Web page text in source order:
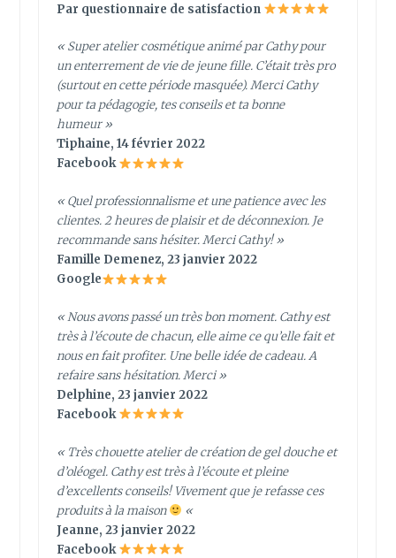
Par questionnaire de satisfaction
« Super atelier cosmétique animé par Cathy pour
un enterrement de vie de jeune fille. C’était très pro
(surtout en cette période masquée). Merci Cathy
pour ta pédagogie, tes conseils et ta bonne
humeur »
Tiphaine, 14 février 2022
Facebook
«Quel professionnalisme et une patience avec les
clientes. 2 heures de plaisir et de déconnexion. Je
recommande sans hésiter. Merci Cathy!»
Famille Demenez, 23 janvier 2022
Google
« Nous avons passé un très bon moment. Cathy est
très à l’écoute de chacun, elle aime ce qu’elle fait et
nous en fait profiter. Une belle idée de cadeau. A
refaire sans hésitation. Merci »
Delphine, 23 janvier 2022
Facebook
« Très chouette atelier de création de gel douche et
d’oléogel. Cathy est très à l’écoute et pleine
d’excellents conseils! Vivement que je refasse ces
produits à la maison
«
Jeanne, 23 janvier 2022
Facebook